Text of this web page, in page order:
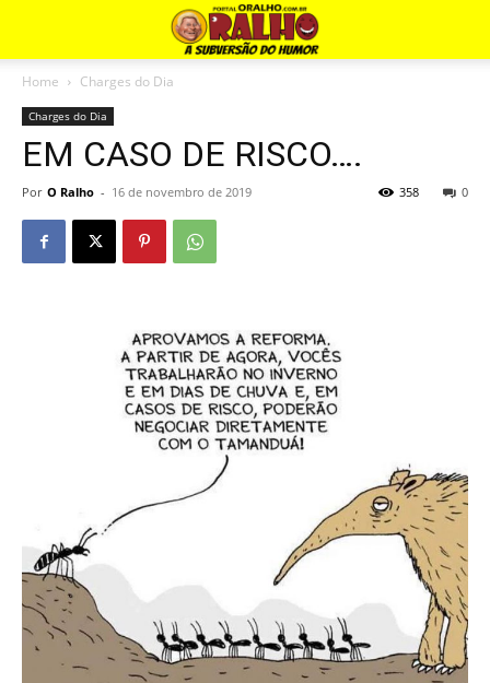
Home Charges do Dia
Charges do Dia
EM CASO DE RISCO….
Por O Ralho - 16 de novembro de 2019 0
358